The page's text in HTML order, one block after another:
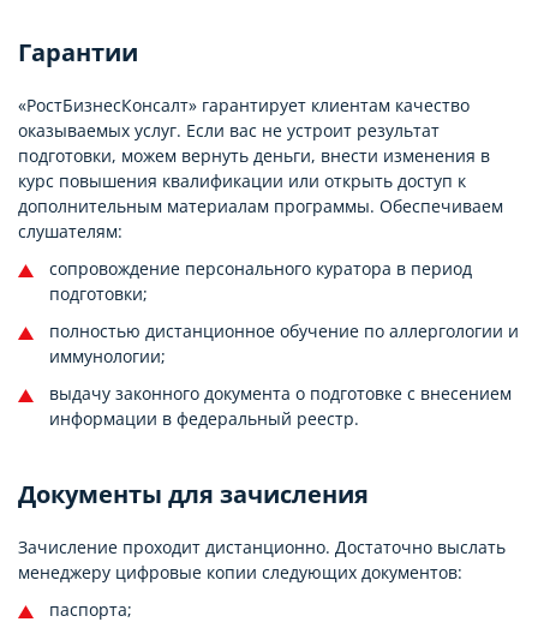
Гарантии
«РостБизнесКонсалт» гарантирует клиентам качество
оказываемых услуг. Если вас не устроит результат
подготовки, можем вернуть деньги, внести изменения в
курс повышения квалификации или открыть доступ к
дополнительным материалам программы. Обеспечиваем
слушателям:
сопровождение персонального куратора в период
подготовки;
полностью дистанционное обучение по аллергологии и
иммунологии;
выдачу законного документа о подготовке с внесением
информации в федеральный реестр.
Документы для зачисления
Зачисление проходит дистанционно. Достаточно выслать
менеджеру цифровые копии следующих документов:
паспорта;